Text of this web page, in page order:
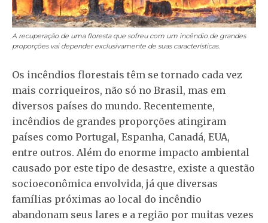
A recuperação de uma floresta que sofreu com um incêndio de grandes
proporções vai depender exclusivamente de suas características.
Os incêndios florestais têm se tornado cada vez
mais corriqueiros, não só no Brasil, mas em
diversos países do mundo. Recentemente,
incêndios de grandes proporções atingiram
países como Portugal, Espanha, Canadá, EUA,
entre outros. Além do enorme impacto ambiental
causado por este tipo de desastre, existe a questão
socioeconômica envolvida, já que diversas
famílias próximas ao local do incêndio
abandonam seus lares e a região por muitas vezes